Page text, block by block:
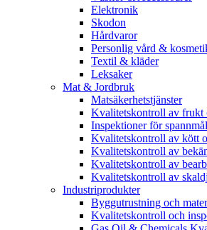
Elektronik
Skodon
Hårdvaror
Personlig vård &
Textil & kläder
Leksaker
Mat & Jordbruk
Matsäkerhetstjänster
Kvalitetskontroll av frukt
Inspektioner för
Kvalitetskontroll av kött
Kvalitetskontroll av
Kvalitetskontroll av
Kvalitetskontroll av
Industriprodukter
Byggutrustning och
Kvalitetskontroll och